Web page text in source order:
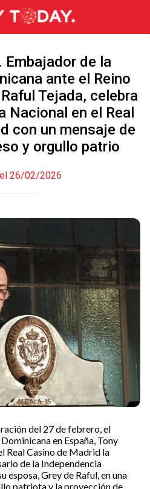
Embajador de la
ante el Reino
Tejada, celebra
Nacional en el Real
con un mensaje de
y orgullo patrio
26/02/2026
del 27 de febrero, el
en España, Tony
Real Casino de Madrid la
de la Independencia
esposa, Grey de Raful, en una
patriota y la proyección de